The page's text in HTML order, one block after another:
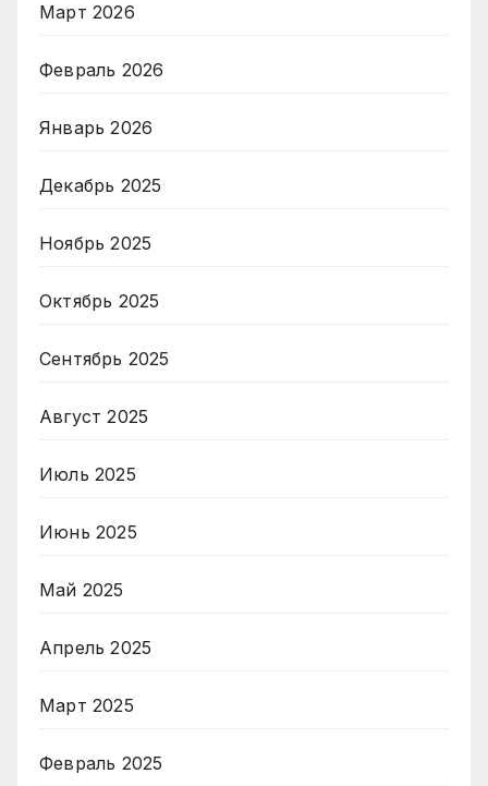
Март 2026
Февраль 2026
Январь 2026
Декабрь 2025
Ноябрь 2025
Октябрь 2025
Сентябрь 2025
Август 2025
Июль 2025
Июнь 2025
Май 2025
Апрель 2025
Март 2025
Февраль 2025